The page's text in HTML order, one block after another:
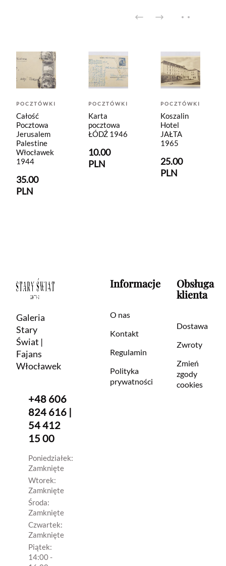
POCZTÓWKI
Całość
Pocztowa
Jerusalem
Palestine
Włocławek
1944
35.00
PLN
POCZTÓWKI
Karta
pocztowa
ŁÓDŹ 1946
10.00
PLN
POCZTÓWKI
Koszalin
Hotel
JAŁTA
1965
25.00
PLN
Galeria
Stary
Świat |
Fajans
Włocławek
+48 606
824 616 |
54 412
15 00
Poniedziałek:
Zamknięte
Wtorek:
Zamknięte
Środa:
Zamknięte
Czwartek:
Zamknięte
Piątek:
14:00 -
Informacje
O nas
Kontakt
Regulamin
Polityka
prywatności
Obsługa
klienta
Dostawa
Zwroty
Zmień
zgody
cookies